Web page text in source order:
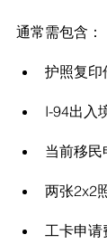
通常需包含：
护照复印
I-94出入
当前移民
两张2x2
工卡申请